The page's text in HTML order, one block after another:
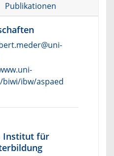
Publikationen
biwi/ibw/aspaed
Institut für